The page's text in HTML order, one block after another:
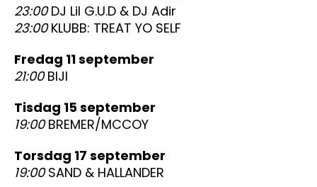
23:00DJ Lil G.U.D & DJ Adir
23:00KLUBB: TREAT YO SELF
fredag 11 september
21:00BIJI
tisdag 15 september
19:00BREMER/MCCOY
torsdag 17 september
19:00SAND & HALLANDER